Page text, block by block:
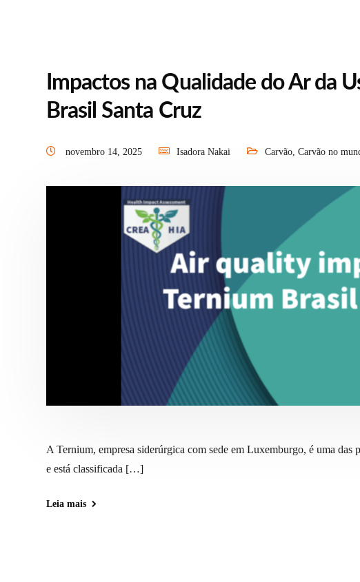
Impactos na Qualidade do Ar da
Brasil Santa Cruz
novembro 14, 2025 Isadora Nakai Carvão, Carvão no
A Ternium, empresa siderúrgica com sede em Luxemburgo, é uma das
e está classificada […]
Leia mais